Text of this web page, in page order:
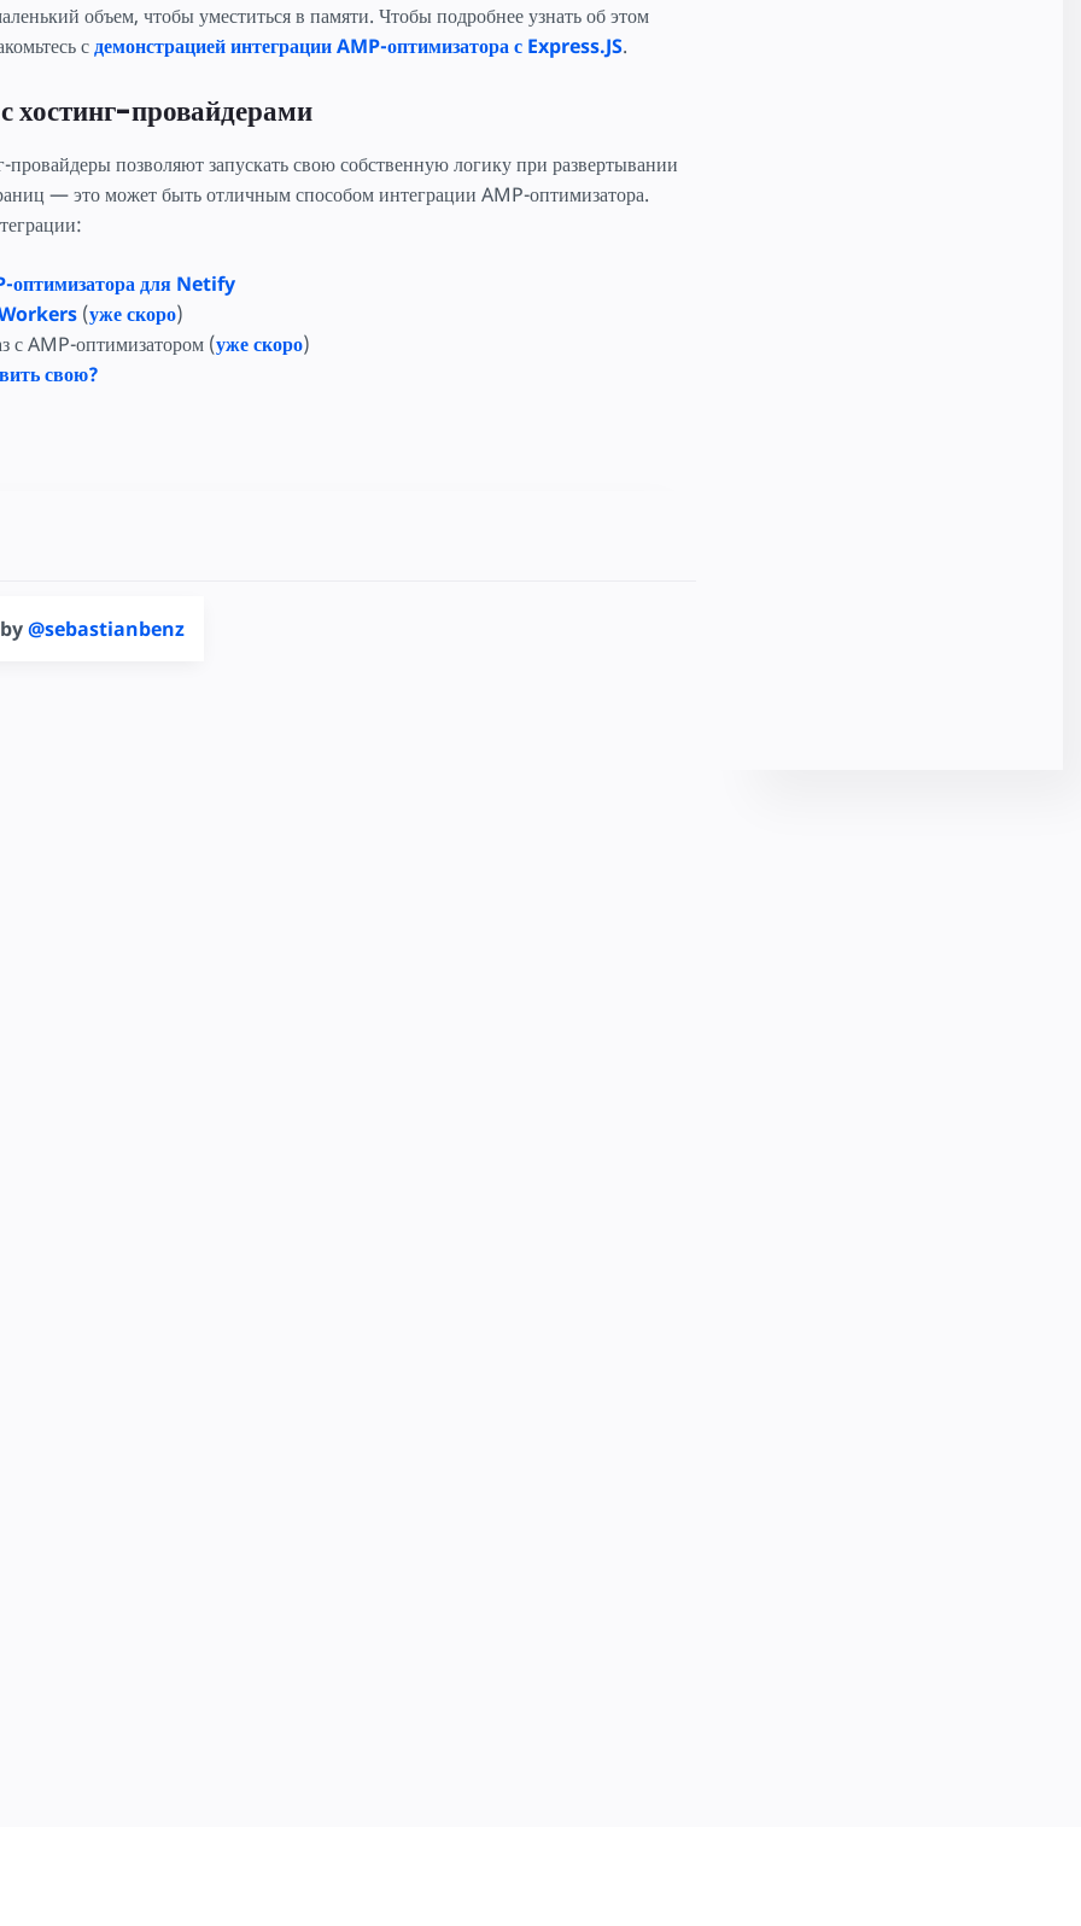
объем, чтобы уместиться в памяти. Чтобы подробнее узнать об этом
сдемонстрацией интеграции AMP-оптимизатора с Express.JS.
хостинг-провайдерами
провайдеры позволяют запускать свою собственную логику при развертывании
— это может быть отличным способом интеграции AMP-оптимизатора.
оптимизатора для Netify
(уже скоро)
с AMP-оптимизатором (уже скоро)
свою?
@sebastianbenz